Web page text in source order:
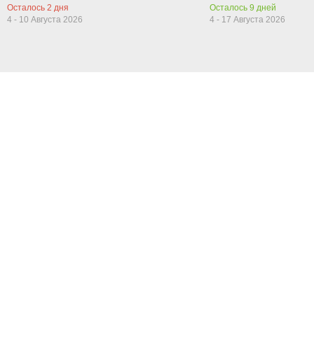
Осталось 2 дня
4 - 10 Августа 2026
Осталось 9 дней
4 - 17 Августа 2026